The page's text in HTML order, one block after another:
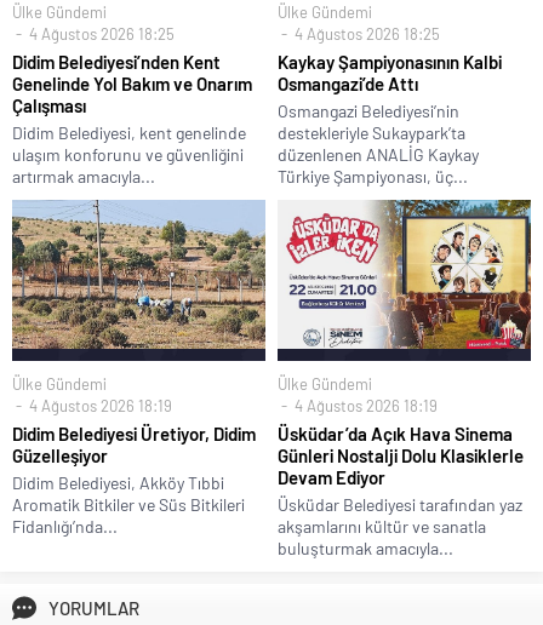
Ülke Gündemi
4 Ağustos 2026 18:25
Didim Belediyesi’nden Kent
Genelinde Yol Bakım ve Onarım
Çalışması
Didim Belediyesi, kent genelinde
ulaşım konforunu ve güvenliğini
artırmak amacıyla...
Ülke Gündemi
4 Ağustos 2026 18:25
Kaykay Şampiyonasının Kalbi
Osmangazi’de Attı
Osmangazi Belediyesi’nin
destekleriyle Sukaypark’ta
düzenlenen ANALİG Kaykay
Türkiye Şampiyonası, üç...
Ülke Gündemi
4 Ağustos 2026 18:19
Didim Belediyesi Üretiyor, Didim
Güzelleşiyor
Didim Belediyesi, Akköy Tıbbi
Aromatik Bitkiler ve Süs Bitkileri
Fidanlığı’nda...
Ülke Gündemi
4 Ağustos 2026 18:19
Üsküdar’da Açık Hava Sinema
Günleri Nostalji Dolu Klasiklerle
Devam Ediyor
Üsküdar Belediyesi tarafından yaz
akşamlarını kültür ve sanatla
buluşturmak amacıyla...
YORUMLAR